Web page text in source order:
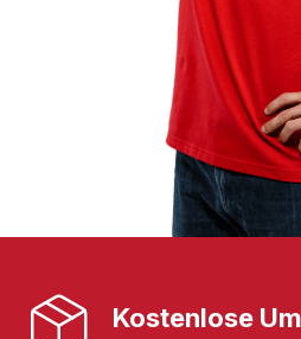
Kostenlose